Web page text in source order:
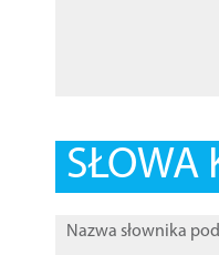
SŁOWA
Nazwa słownika